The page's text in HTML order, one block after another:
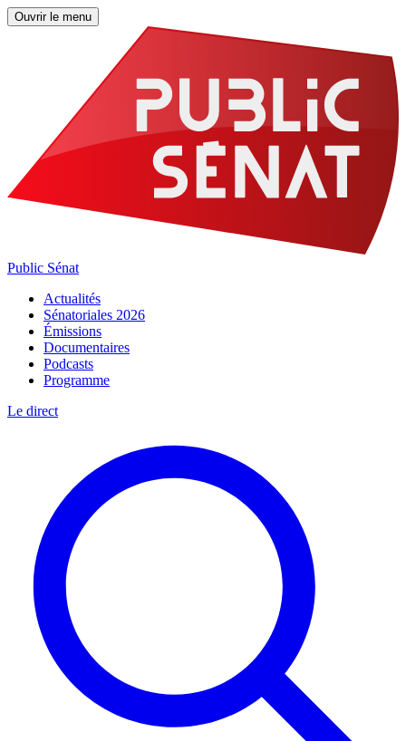
Ouvrir le menu
Public Sénat
Actualités
Sénatoriales 2026
Émissions
Documentaires
Podcasts
Programme
Le direct